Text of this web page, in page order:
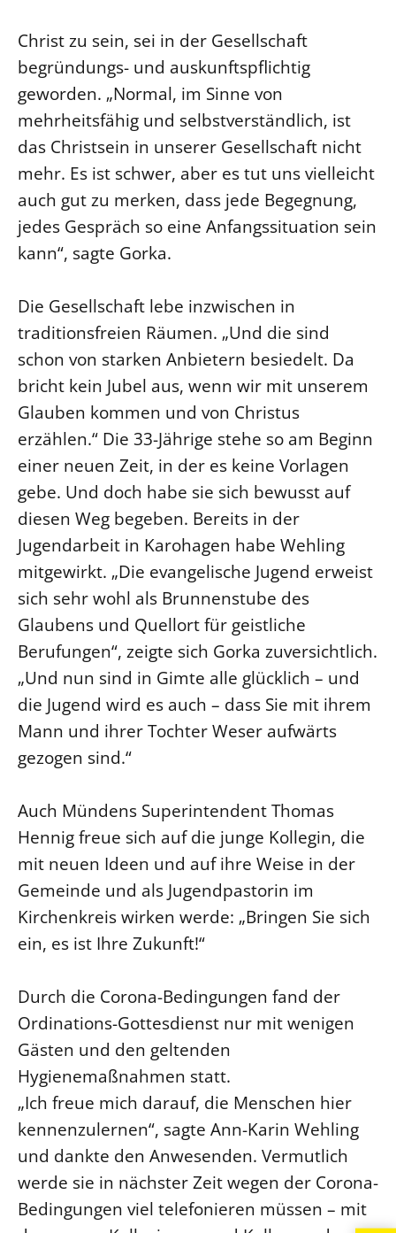
Christ zu sein, sei in der Gesellschaft
begründungs- und auskunftspflichtig
geworden. „Normal, im Sinne von
mehrheitsfähig und selbstverständlich, ist
das Christsein in unserer Gesellschaft nicht
mehr. Es ist schwer, aber es tut uns vielleicht
auch gut zu merken, dass jede Begegnung,
jedes Gespräch so eine Anfangssituation sein
kann“, sagte Gorka.
Die Gesellschaft lebe inzwischen in
traditionsfreien Räumen. „Und die sind
schon von starken Anbietern besiedelt. Da
bricht kein Jubel aus, wenn wir mit unserem
Glauben kommen und von Christus
erzählen.“ Die 33-Jährige stehe so am Beginn
einer neuen Zeit, in der es keine Vorlagen
gebe. Und doch habe sie sich bewusst auf
diesen Weg begeben. Bereits in der
Jugendarbeit in Karohagen habe Wehling
mitgewirkt. „Die evangelische Jugend erweist
sich sehr wohl als Brunnenstube des
Glaubens und Quellort für geistliche
Berufungen“, zeigte sich Gorka zuversichtlich.
„Und nun sind in Gimte alle glücklich – und
die Jugend wird es auch – dass Sie mit ihrem
Mann und ihrer Tochter Weser aufwärts
gezogen sind.“
Auch Mündens Superintendent Thomas
Hennig freue sich auf die junge Kollegin, die
mit neuen Ideen und auf ihre Weise in der
Gemeinde und als Jugendpastorin im
Kirchenkreis wirken werde: „Bringen Sie sich
ein, es ist Ihre Zukunft!“
Durch die Corona-Bedingungen fand der
Ordinations-Gottesdienst nur mit wenigen
Gästen und den geltenden
Hygienemaßnahmen statt.
„Ich freue mich darauf, die Menschen hier
kennenzulernen“, sagte Ann-Karin Wehling
und dankte den Anwesenden. Vermutlich
werde sie in nächster Zeit wegen der Corona-
Bedingungen viel telefonieren müssen – mit
Geschäftsstelle Landessynode
LANDESSYNODE
27. Landessynode
Kontakt
MITARBEIT
Ehrenamt
Beruf
BIBLIOTHEK & ARCHIV
SERVICE
Älterwerden im Pfarrberuf
Beteiligungsverfahren
Beschwerdestellen
Ephoralbüro
Finanzplanung
Fundraising
IT-Service
Corporate Design
Interventionsplan
Jahresgespräche
Kantine Speiseplan
Kirchliches Amtsblatt
Kirchliche Verwaltung
Kunstreferat
NKVK
Öffentlichkeitsarbeit
Personalausschuss
Projektmanagement
Recht